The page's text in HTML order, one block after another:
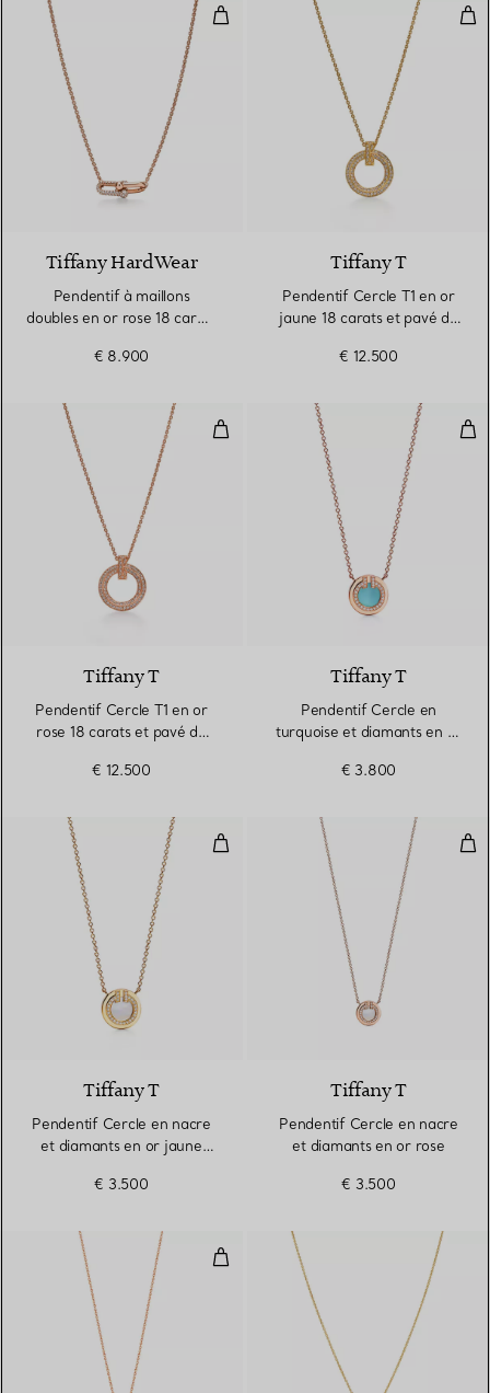
Pendentif à maillons doubles
2 Matériaux
Tiffany HardWear
Pendentif à maillons
doubles en or rose 18 carats
€ 8.900
Tiffany T
Pendentif Cercle T1 en or
jaune 18 carats et pavé de
€ 12.500
Pendentif Cercle T1 en or rose
3 Matériaux
Tiffany T
Pendentif Cercle T1 en or
rose 18 carats et pavé de
€ 12.500
Tiffany T
Pendentif Cercle en
turquoise et diamants en or
€ 3.800
Pendentif Cercle en nacre et
3 Matériaux
Tiffany T
Pendentif Cercle en nacre
et diamants en or jaune
€ 3.500
Tiffany T
Pendentif Cercle en nacre
et diamants en or rose
€ 3.500
Pendentif diamants en or rose